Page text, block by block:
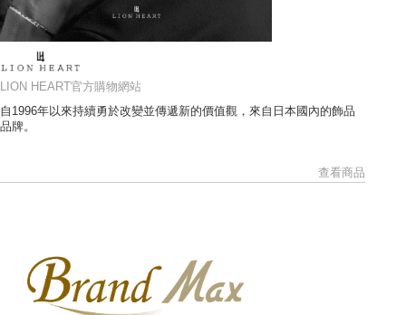
LION HEART官方購物網站
自1996年以來持續勇於改變並傳遞新的價值觀，來自日本國內的飾品
品牌。
查看商品